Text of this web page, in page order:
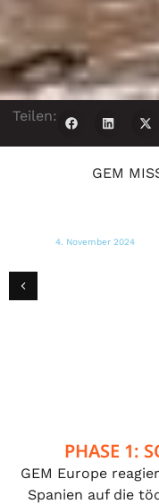
Teilen:
GEM
1. November 2024
PHASE 1:
GEM Europe
Spanien auf die